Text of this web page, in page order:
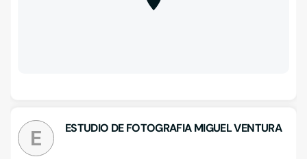
E ESTUDIO DE FOTOGRAFIA MIGUEL VENTURA